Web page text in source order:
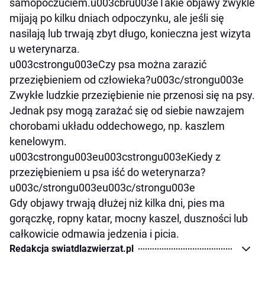
samopoczuciem.u003cbru003eTakie objawy zwykle
mijają po kilku dniach odpoczynku, ale jeśli się
nasilają lub trwają zbyt długo, konieczna jest wizyta
u weterynarza.
u003cstrongu003eCzy psa można zarazić
przeziębieniem od człowieka?u003c/strongu003e
Zwykłe ludzkie przeziębienie nie przenosi się na psy.
Jednak psy mogą zarażać się od siebie nawzajem
chorobami układu oddechowego, np. kaszlem
kenelowym.
u003cstrongu003eu003cstrongu003eKiedy z
przeziębieniem u psa iść do weterynarza?
u003c/strongu003eu003c/strongu003e
Gdy objawy trwają dłużej niż kilka dni, pies ma
gorączkę, ropny katar, mocny kaszel, duszności lub
całkowicie odmawia jedzenia i picia.
Redakcja swiatdlazwierzat.pl